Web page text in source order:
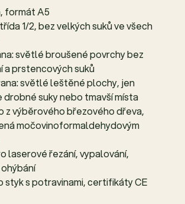
formát A5
1/2, bez velkých suků ve všech
světlé broušené povrchy bez
a prstencových suků
světlé leštěné plochy, jen
suky nebo tmavší místa
z výběrového březového dřeva,
močovinoformaldehydovým
laserové řezání, vypalování,
s potravinami, certifikáty CE